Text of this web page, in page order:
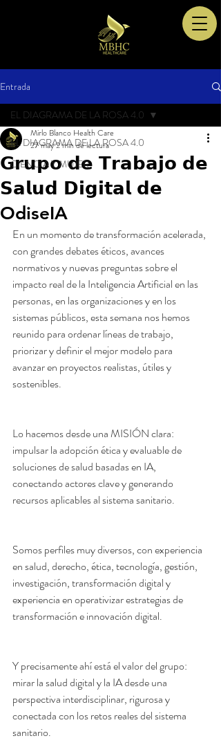
Entrada
EL DIAGRAMA DE LA ROSA 4.0
CIENCIA Y MUJER
EL DIAGRAMA DE LA ROSA 4.0
𝗚𝗿𝘂𝗽𝗼 𝗱𝗲 𝗧𝗿𝗮𝗯𝗮𝗷𝗼 𝗱𝗲
𝗦𝗮𝗹𝘂𝗱 𝗗𝗶𝗴𝗶𝘁𝗮𝗹 𝗱𝗲
OdiseIA
Mirlo Blanco Health Care
27 may2 min de lectura
En un momento de transformación acelerada,
con grandes debates éticos, avances
normativos y nuevas preguntas sobre el
impacto real de la Inteligencia Artificial en las
personas, en las organizaciones y en los
sistemas públicos, esta semana nos hemos
reunido para ordenar líneas de trabajo,
priorizar y definir el mejor modelo para
avanzar en proyectos realistas, útiles y
sostenibles.
Lo hacemos desde una MISIÓN clara:
impulsar la adopción ética y evaluable de
soluciones de salud basadas en IA,
conectando actores clave y generando
recursos aplicables al sistema sanitario.
Somos perfiles muy diversos, con experiencia
en salud, derecho, ética, tecnología, gestión,
investigación, transformación digital y
experiencia en operativizar estrategias de
transformación e innovación digital.
Y precisamente ahí está el valor del grupo:
mirar la salud digital y la IA desde una
perspectiva interdisciplinar, rigurosa y
conectada con los retos reales del sistema
sanitario.